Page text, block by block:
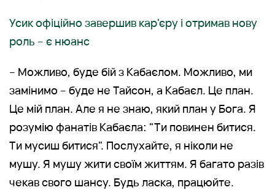
Усик офіційно завершив кар'єру і отримав нову
роль – є нюанс
– Можливо, буде бій з Кабаєлом. Можливо, ми
замінимо – буде не Тайсон, а Кабаєл. Це план.
Це мій план. Але я не знаю, який план у Бога. Я
розумію фанатів Кабаєла: "Ти повинен битися.
Ти мусиш битися". Послухайте, я ніколи не
мушу. Я мушу жити своїм життям. Я багато разів
чекав свого шансу. Будь ласка, працюйте.